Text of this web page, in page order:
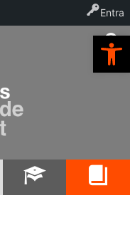
Entra